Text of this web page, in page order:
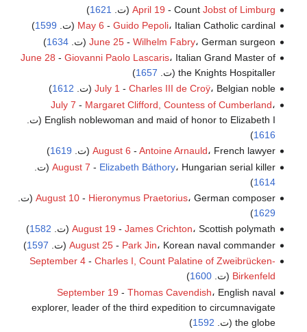
April 19 - Count Jobst of Limburg (ت. 1621
)
May 6 - Guido Pepoli، Italian Catholic cardinal (ت. 1599
)
June 25- Wilhelm Fabry، German surgeon (ت. 1634
)
June 28 - Giovanni Paolo Lascaris، Italian Grand Master of
the Knights Hospitaller (ت.
1657
)
July 1 - Charles III de Croÿ، Belgian noble (ت. 1612
)
July 7 - Margaret Clifford, Countess of Cumberland،
English noblewoman and maid of honor to Elizabeth I (ت.
1616
)
August 6 - Antoine Arnauld، French lawyer (ت. 1619
)
August 7 - Elizabeth Báthory، Hungarian serial killer (ت.
1614
)
August 10- Hieronymus Praetorius، German composer (ت.
1629
)
August 19 - James Crichton، Scottish polymath (ت. 1582
)
August 25- Park Jin، Korean naval commander (ت. 1597
)
September 4- Charles I, Count Palatine of Zweibrücken-
Birkenfeld (ت.1600
)
September 19 - Thomas Cavendish، English naval
explorer, leader of the third expedition to circumnavigate
the globe (ت.
1592
)